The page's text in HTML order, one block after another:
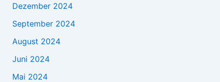
Dezember 2024
September 2024
August 2024
Juni 2024
Mai 2024